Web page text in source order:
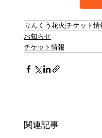
りんくう花火 チケット情
お知らせ
チケット情報
関連記事